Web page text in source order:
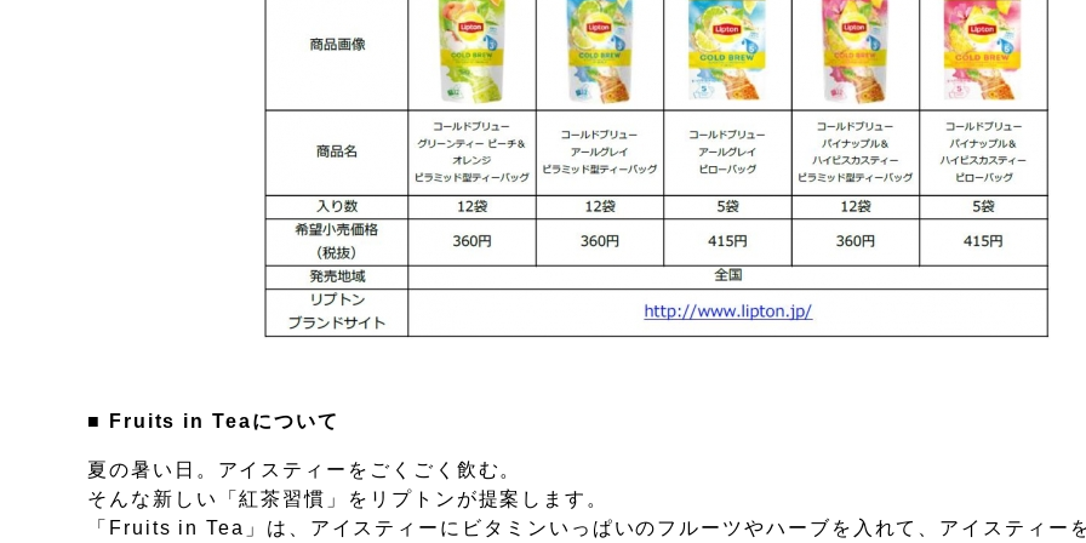
■ Fruits in Teaについて
夏の暑い日。アイスティーをごくごく飲む。
そんな新しい「紅茶習慣」をリプトンが提案します。
「Fruits in Tea」は、アイスティーにビタミンいっぱいのフルーツやハーブを入れて、アイスティー